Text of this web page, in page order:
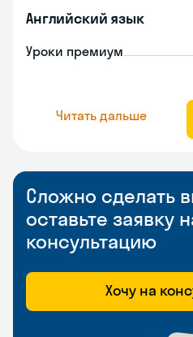
Английский язык
Уроки премиум
Читать дальше
Сложно сделать
оставьте заявку
консультацию
Хочу на